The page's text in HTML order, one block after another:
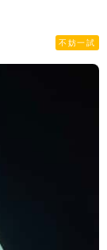
不妨一試